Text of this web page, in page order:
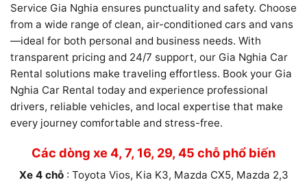
Service Gia Nghia ensures punctuality and safety. Choose
from a wide range of clean, air-conditioned cars and vans
—ideal for both personal and business needs. With
transparent pricing and 24/7 support, our Gia Nghia Car
Rental solutions make traveling effortless. Book your Gia
Nghia Car Rental today and experience professional
drivers, reliable vehicles, and local expertise that make
every journey comfortable and stress-free.
Các dòng xe 4, 7, 16, 29, 45 chỗ phổ biến
Xe 4 chỗ: Toyota Vios, Kia K3, Mazda CX5, Mazda 2,3